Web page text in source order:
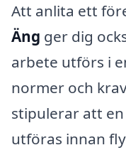
Att anlita ett
Äng ger dig
arbete utförs i
normer och
stipulerar att
utföras innan